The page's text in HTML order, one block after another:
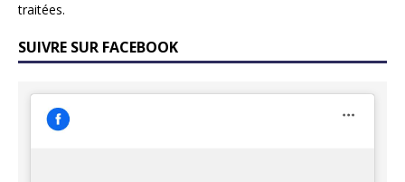
traitées.
SUIVRE SUR FACEBOOK